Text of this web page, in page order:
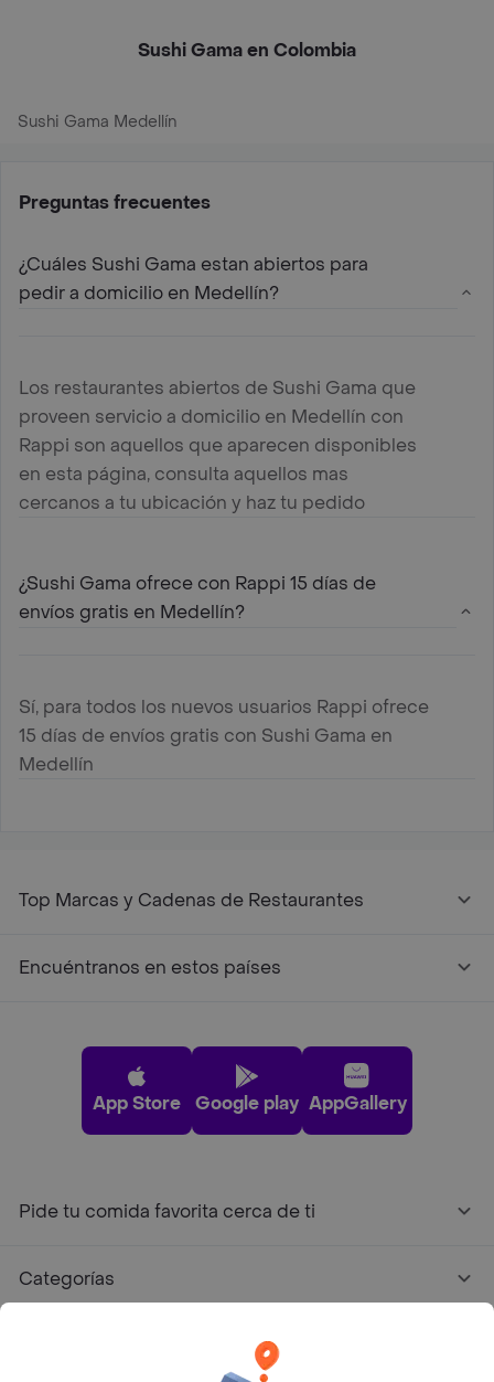
Sushi Gama en Colombia
Sushi Gama Medellín
Preguntas frecuentes
¿Cuáles Sushi Gama estan abiertos para
pedir a domicilio en Medellín?
Los restaurantes abiertos de Sushi Gama que
proveen servicio a domicilio en Medellín con
Rappi son aquellos que aparecen disponibles
en esta página, consulta aquellos mas
cercanos a tu ubicación y haz tu pedido
¿Sushi Gama ofrece con Rappi 15 días de
envíos gratis en Medellín?
Sí, para todos los nuevos usuarios Rappi ofrece
15 días de envíos gratis con Sushi Gama en
Medellín
Top Marcas y Cadenas de Restaurantes
Encuéntranos en estos países
App Store Google play AppGallery
Pide tu comida favorita cerca de ti
Categorías